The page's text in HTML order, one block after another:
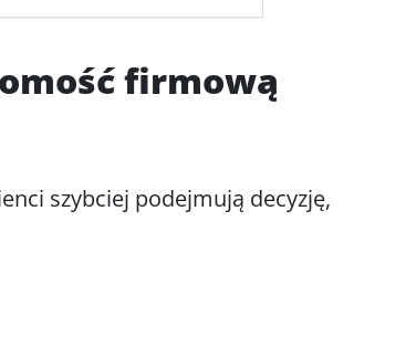
firmową
szybciej podejmują decyzję,